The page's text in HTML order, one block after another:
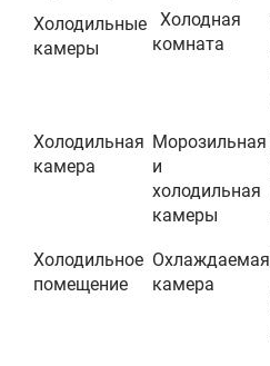
Холодильные
камеры
Холодная
комната
Холодильная
камера
Морозильная
и
холодильная
камеры
Холодильное
помещение
Охлаждаемая
камера